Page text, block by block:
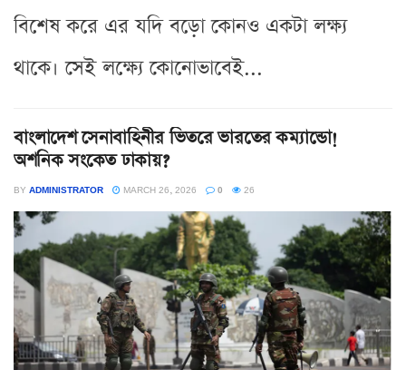
বিশেষ করে এর যদি বড়ো কোনও একটা লক্ষ্য
থাকে। সেই লক্ষ্যে কোনোভাবেই...
বাংলাদেশ সেনাবাহিনীর ভিতরে ভারতের কম্যান্ডো!
অশনিক সংকেত ঢাকায়?
BY ADMINISTRATOR MARCH 26, 2026 0 26